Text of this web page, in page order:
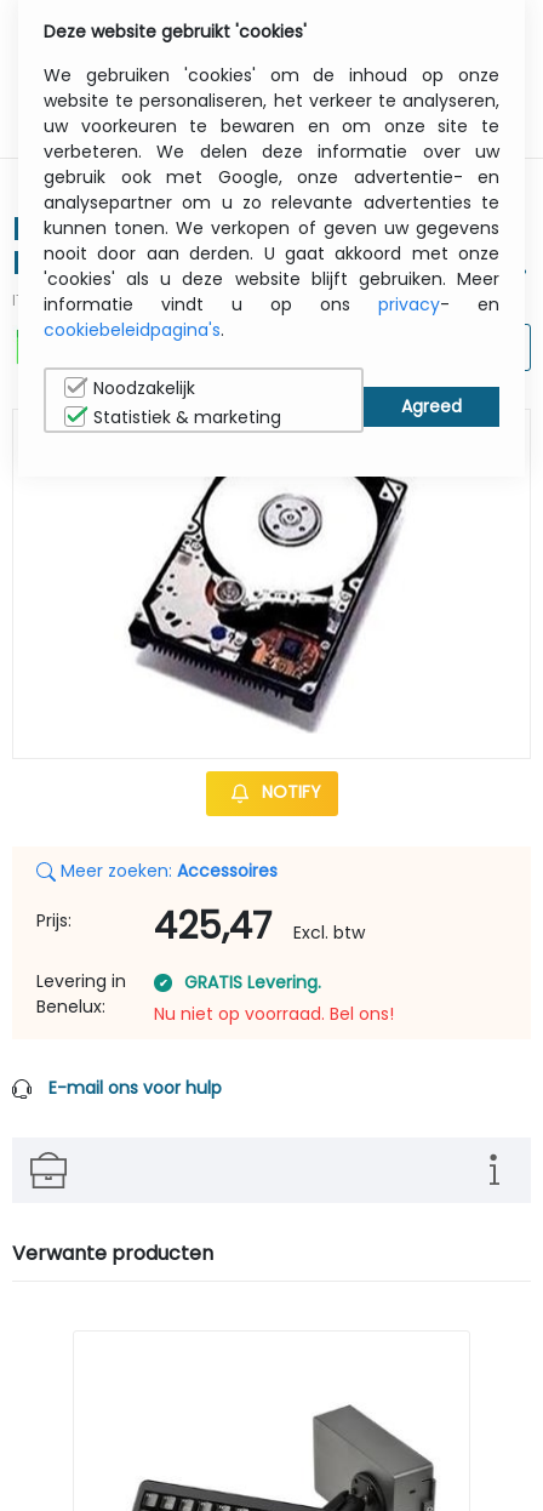
Hard drive 160GB For
Ms610/mx510de/mx511de/mx611de
(27x0210)
ITCurry #:0862E834 | Article #: 27X0210
NOTIFY
Meer zoeken: Accessoires
Prijs: 425,47
Excl. btw
Levering in
Benelux:
GRATIS Levering.
Nu niet op voorraad. Bel ons!
E-mail ons voor hulp
Verwante producten
Deze website gebruikt 'cookies'
We gebruiken 'cookies' om de inhoud op onze
website te personaliseren, het verkeer te analyseren,
uw voorkeuren te bewaren en om onze site te
verbeteren. We delen deze informatie over uw
gebruik ook met Google, onze advertentie- en
analysepartner om u zo relevante advertenties te
kunnen tonen. We verkopen of geven uw gegevens
nooit door aan derden. U gaat akkoord met onze
'cookies' als u deze website blijft gebruiken. Meer
informatie vindt u op ons privacy- en
cookiebeleidpagina's.
Noodzakelijk
Statistiek & marketing